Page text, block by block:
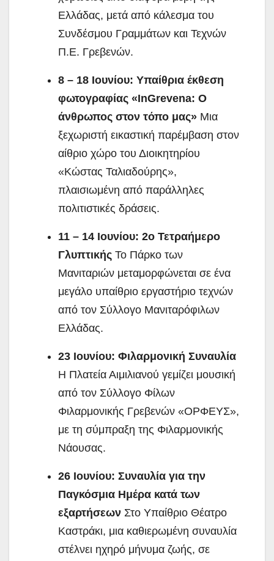
Ελλάδας, μετά από κάλεσμα του
Συνδέσμου Γραμμάτων και Τεχνών
Π.Ε. Γρεβενών.
8 – 18 Ιουνίου: Υπαίθρια έκθεση
φωτογραφίας «InGrevena: Ο
άνθρωπος στον τόπο μας» Μια
ξεχωριστή εικαστική παρέμβαση στον
αίθριο χώρο του Διοικητηρίου
«Κώστας Ταλιαδούρης»,
πλαισιωμένη από παράλληλες
πολιτιστικές δράσεις.
11 – 14 Ιουνίου: 2ο Τετραήμερο
Γλυπτικής Το Πάρκο των
Μανιταριών μεταμορφώνεται σε ένα
μεγάλο υπαίθριο εργαστήριο τεχνών
από τον Σύλλογο Μανιταρόφιλων
Ελλάδας.
23 Ιουνίου: Φιλαρμονική Συναυλία
Η Πλατεία Αιμιλιανού γεμίζει μουσική
από τον Σύλλογο Φίλων
Φιλαρμονικής Γρεβενών «ΟΡΦΕΥΣ»,
με τη σύμπραξη της Φιλαρμονικής
Νάουσας.
26 Ιουνίου: Συναυλία για την
Παγκόσμια Ημέρα κατά των
εξαρτήσεων Στο Υπαίθριο Θέατρο
Καστράκι, μια καθιερωμένη συναυλία
στέλνει ηχηρό μήνυμα ζωής, σε